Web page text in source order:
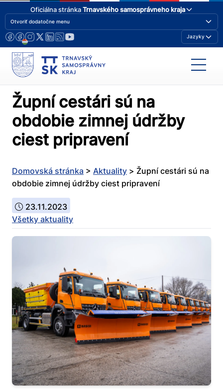
Oficiálna stránkaTrnavského samosprávneho kraja
Otvoriť dodatočne menu
Jazyky
Župní cestári sú na
obdobie zimnej údržby
ciest pripravení
Domovská stránka > Aktuality > Župní cestári sú na
obdobie zimnej údržby ciest pripravení
23.11.2023
Všetky aktuality